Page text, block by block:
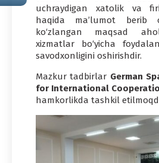
uchraydigan xatolik va
haqida maʼlumot berib
ko‘zlangan maqsad
xizmatlar bo‘yicha
savodxonligini oshirishdir.
Mazkur tadbirlar German
for International
hamkorlikda tashkil